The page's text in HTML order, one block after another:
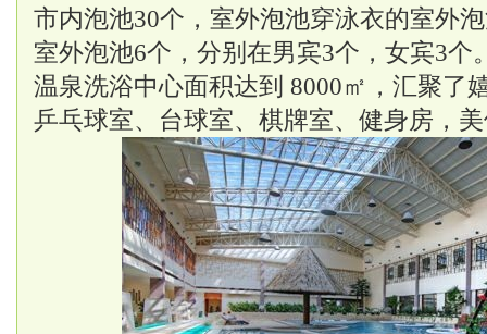
市内泡池30个，室外泡池穿泳衣的室外
室外泡池6个，分别在男宾3个，女宾3个
温泉洗浴中心面积达到 8000㎡，汇聚了
乒乓球室、台球室、棋牌室、健身房，